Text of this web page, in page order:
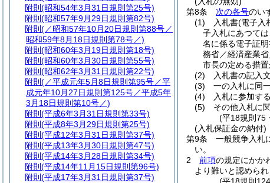
第8条
次の各号のい
(1)
入札書(電子入
子入札にあつて
名に係る電子証
務省／経済産業
市長の定める措
(2)
入札書の記入
(3)
一の入札に同
(4)
入札に参加す
(5)
その他入札に
(平18規則75
(入札保証金の納付)
第9条
一般競争入札
い。
2
前項の規定にかか
より難いと認めら
附則 (昭和54年3月31日規則第25号)
附則 (昭和57年9月29日規則第82号)
附則 (／昭和57年10月20日規則第88号／
昭和59年8月18日規則第78号／)
附則 (昭和60年3月19日規則第18号)
附則 (昭和60年3月30日規則第55号)
附則 (昭和62年3月31日規則第22号)
附則 (／平成元年5月8日規則第95号／平
成元年10月27日規則第125号／平成5年
3月18日規則第10号／)
附則 (平成6年3月31日規則第33号)
附則 (平成8年3月29日規則第25号)
附則 (平成12年3月31日規則第37号)
附則 (平成13年3月30日規則第47号)
附則 (平成14年3月28日規則第34号)
附則 (平成14年11月15日規則第96号)
附則 (平成17年3月31日規則第37号)